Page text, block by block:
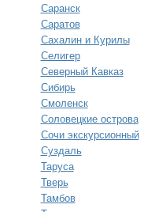
Саранск
Саратов
Сахалин и Курилы
Селигер
Северный Кавказ
Сибирь
Смоленск
Соловецкие острова
Сочи экскурсионный
Суздаль
Таруса
Тверь
Тамбов